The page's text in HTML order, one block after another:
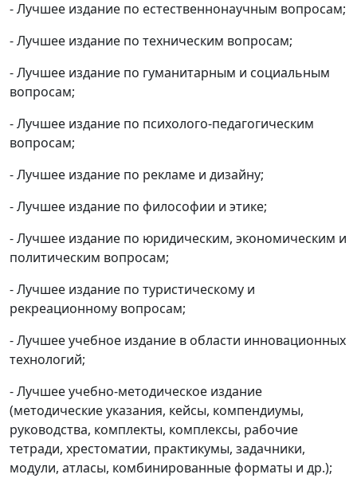
- Лучшее издание по естественнонаучным вопросам;
- Лучшее издание по техническим вопросам;
- Лучшее издание по гуманитарным и социальным
вопросам;
- Лучшее издание по психолого-педагогическим
вопросам;
- Лучшее издание по рекламе и дизайну;
- Лучшее издание по философии и этике;
- Лучшее издание по юридическим, экономическим и
политическим вопросам;
- Лучшее издание по туристическому и
рекреационному вопросам;
- Лучшее учебное издание в области инновационных
технологий;
- Лучшее учебно-методическое издание
(методические указания, кейсы, компендиумы,
руководства, комплекты, комплексы, рабочие
тетради, хрестоматии, практикумы, задачники,
модули, атласы, комбинированные форматы и др.);